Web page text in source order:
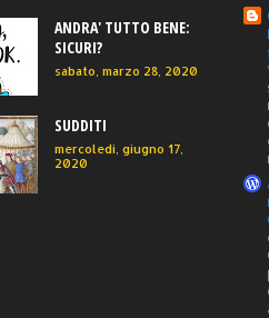
ANDRA' TUTTO BENE:
SICURI?
sabato, marzo 28, 2020
SUDDITI
mercoledì, giugno 17,
2020